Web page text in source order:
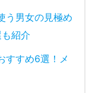
う男女の見極め
紹介
すすめ6選！メ